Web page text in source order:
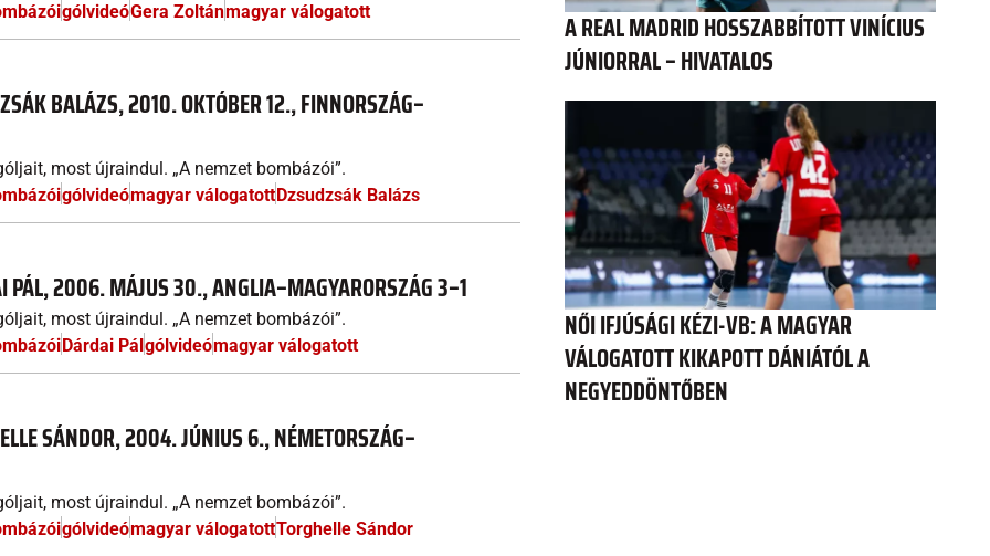
gólvideóGera Zoltánmagyar válogatott
BALÁZS, 2010. OKTÓBER 12., FINNORSZÁG–
most újraindul. „A nemzet bombázói”.
gólvideómagyar válogatottDzsudzsák Balázs
2006. MÁJUS 30., ANGLIA–MAGYARORSZÁG 3–1
most újraindul. „A nemzet bombázói”.
Dárdai Pálgólvideómagyar válogatott
SÁNDOR, 2004. JÚNIUS 6., NÉMETORSZÁG–
most újraindul. „A nemzet bombázói”.
gólvideómagyar válogatottTorghelle Sándor
A REAL MADRID HOSSZABBÍTOTT VINÍCIUS
JÚNIORRAL – HIVATALOS
NŐI IFJÚSÁGI KÉZI-VB: A MAGYAR
VÁLOGATOTT KIKAPOTT DÁNIÁTÓL A
NEGYEDDÖNTŐBEN